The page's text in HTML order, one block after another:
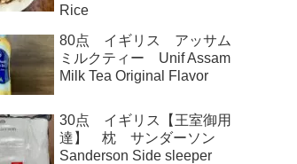
Rice
80点 イギリス アッサム
ミルクティー Unif Assam
Milk Tea Original Flavor
30点 イギリス【王室御用
達】 枕 サンダーソン
Sanderson Side sleeper